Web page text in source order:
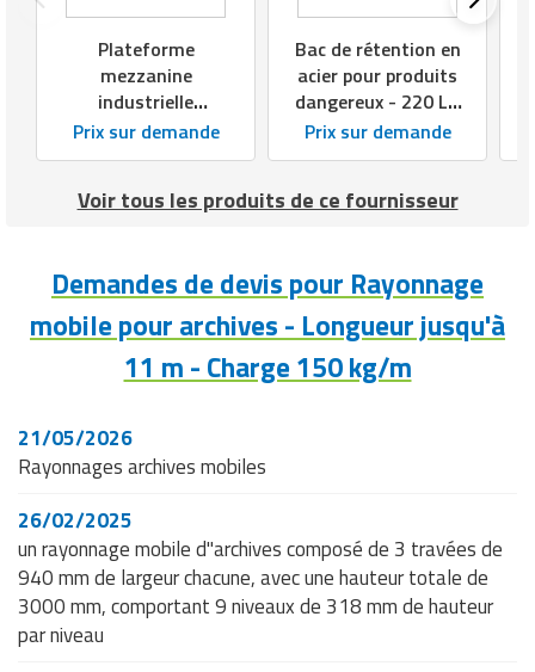
Plateforme
mezzanine
industrielle
autoporteuse
Prix sur demande
Bac de rétention en
acier pour produits
dangereux - 220 L -
1 à 4 fûts
Prix sur demande
Voir tous les produits de ce fournisseur
Demandes de devis pour Rayonnage
mobile pour archives - Longueur jusqu'à
11 m - Charge 150 kg/m
21/05/2026
Rayonnages archives mobiles
26/02/2025
un rayonnage mobile d"archives composé de 3 travées de
940 mm de largeur chacune, avec une hauteur totale de
3000 mm, comportant 9 niveaux de 318 mm de hauteur
par niveau